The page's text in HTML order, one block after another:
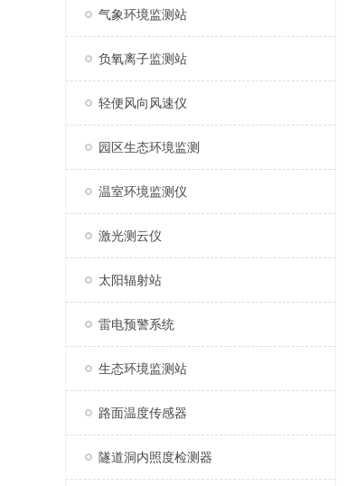
气象环境监测站
负氧离子监测站
轻便风向风速仪
园区生态环境监测
温室环境监测仪
激光测云仪
太阳辐射站
雷电预警系统
生态环境监测站
路面温度传感器
隧道洞内照度检测器